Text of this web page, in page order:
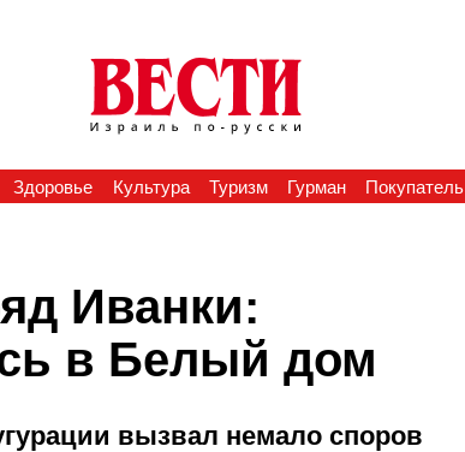
Здоровье Культура Туризм Гурман Покупатель
Иванки:
в Белый дом
вызвал немало споров